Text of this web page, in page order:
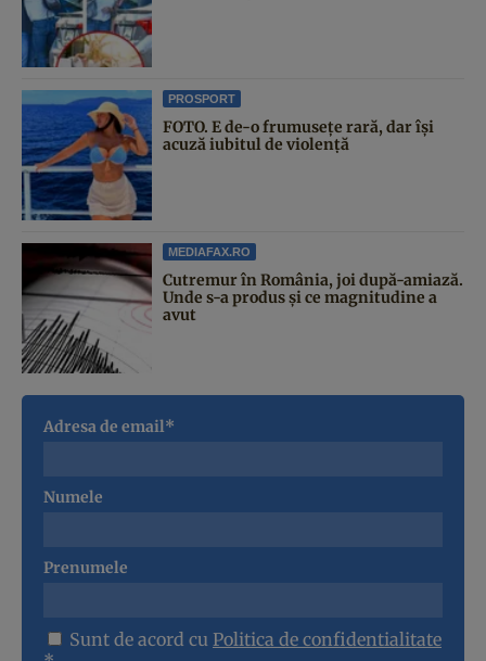
PROSPORT
FOTO. E de-o frumusețe rară, dar își
acuză iubitul de violență
MEDIAFAX.RO
Cutremur în România, joi după-amiază.
Unde s-a produs și ce magnitudine a
avut
Adresa de email*
Numele
Prenumele
Sunt de acord cu Politica de confidentialitate